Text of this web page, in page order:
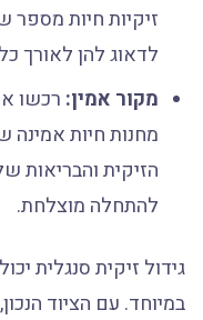
זיקיות חיות מספר
לדאוג להן לאורך כל
מקור אמין:רכשו
מחנות חיות
הזיקית והבריאות
להתחלה מוצלחת.
גידול זיקית סנגלית
במיוחד. עם הציוד